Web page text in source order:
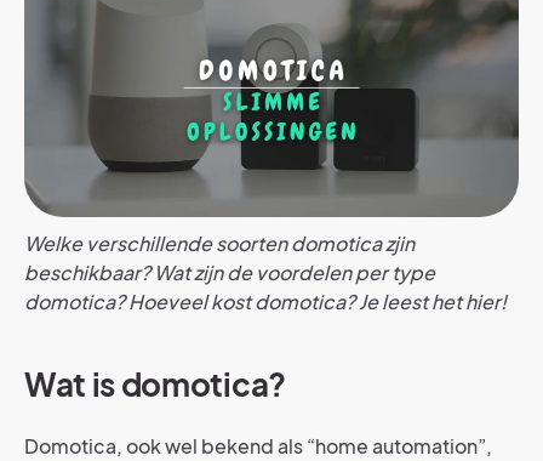
Welke verschillende soorten domotica zjin
beschikbaar? Wat zijn de voordelen per type
domotica? Hoeveel kost domotica? Je leest het hier!
Wat is domotica?
Domotica, ook wel bekend als “home automation”,